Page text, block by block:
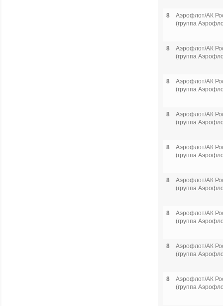
8
Аэрофлот/АК
(группа
8
Аэрофлот/АК
(группа
8
Аэрофлот/АК
(группа
8
Аэрофлот/АК
(группа
8
Аэрофлот/АК
(группа
8
Аэрофлот/АК
(группа
8
Аэрофлот/АК
(группа
8
Аэрофлот/АК
(группа
8
Аэрофлот/АК
(группа